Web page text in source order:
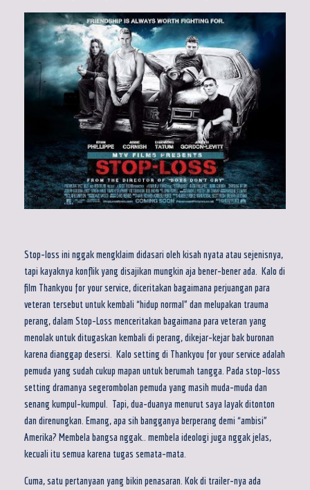
Stop-loss ini nggak mengklaim didasari oleh kisah nyata atau sejenisnya,
tapi kayaknya konflik yang disajikan mungkin aja bener-bener ada. Kalo di
film Thankyou for your service, diceritakan bagaimana perjuangan para
veteran tersebut untuk kembali “hidup normal” dan melupakan trauma
perang, dalam Stop-Loss menceritakan bagaimana para veteran yang
menolak untuk ditugaskan kembali di perang, dikejar-kejar bak buronan
karena dianggap desersi. Kalo setting di Thankyou for your service adalah
pemuda yang sudah cukup mapan untuk berumah tangga. Pada stop-loss
setting dramanya segerombolan pemuda yang masih muda-muda dan
senang kumpul-kumpul. Tapi, dua-duanya menurut saya layak ditonton
dan direnungkan. Emang, apa sih bangganya berperang demi “ambisi”
Amerika? Membela bangsa nggak.. membela ideologi juga nggak jelas,
kecuali itu semua karena tugas semata-mata.
Cuma, satu pertanyaan yang bikin penasaran. Kok di trailer-nya ada